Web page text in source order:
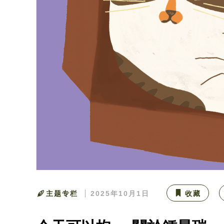
主题专栏 2025年10月1日 收藏